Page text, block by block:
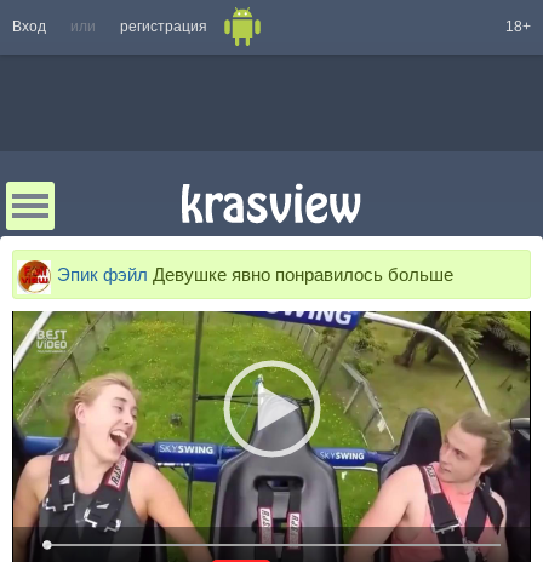
Вход или регистрация 18+
Эпик фэйл Девушке явно понравилось больше